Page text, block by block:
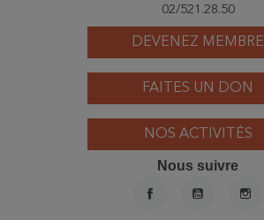
DEVENEZ MEMBRE
FAITES UN DON
NOS ACTIVITÉS
02/521.28.50
Nous suivre